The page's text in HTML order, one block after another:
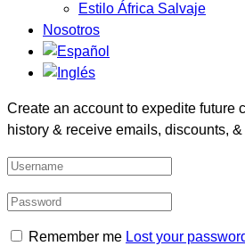
Estilo África Salvaje
Nosotros
Create an account to expedite future
history & receive emails, discounts,
Remember me Lost your